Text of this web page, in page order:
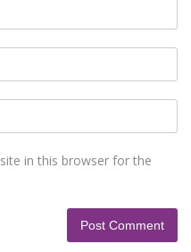
in this browser for the